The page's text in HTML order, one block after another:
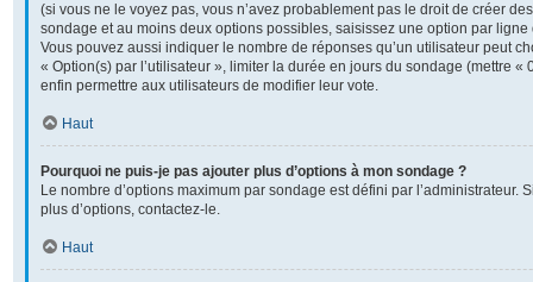
(si vous ne le voyez pas, vous n’avez probablement pas le droit de créer
sondage et au moins deux options possibles, saisissez une option par
Vous pouvez aussi indiquer le nombre de réponses qu’un utilisateur peut
« Option(s) par l’utilisateur », limiter la durée en jours du sondage (mettre «
enfin permettre aux utilisateurs de modifier leur vote.
Haut
Pourquoi ne puis-je pas ajouter plus d’options à mon sondage ?
Le nombre d’options maximum par sondage est défini par l’administrateur.
plus d’options, contactez-le.
Haut